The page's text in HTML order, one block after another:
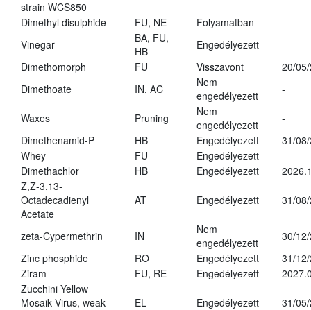
strain WCS850
Dimethyl disulphide FU, NE Folyamatban
-
Vinegar
BA, FU,
HB
Engedélyezett
-
Dimethomorph
FU Visszavont
20/
Dimethoate
IN, AC
Nem
engedélyezett
-
Waxes Pruning
Nem
engedélyezett
-
Dimethenamid-P
HB Engedélyezett
31/
Whey
FU Engedélyezett
-
Dimethachlor
HB Engedélyezett
Z,Z-3,13-
Octadecadienyl
Acetate
AT Engedélyezett 31/
zeta-Cypermethrin IN
Nem
engedélyezett
30/
Zinc phosphide
RO Engedélyezett
31/
Ziram
FU, RE Engedélyezett
Zucchini Yellow
Mosaik Virus, weak
EL Engedélyezett 31/